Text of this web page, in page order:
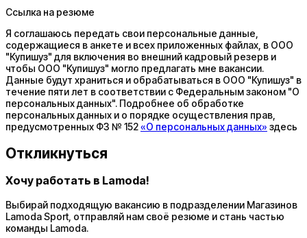
Ссылка на резюме
Я соглашаюсь передать свои персональные данные,
содержащиеся в анкете и всех приложенных файлах, в ООО
"Купишуз" для включения во внешний кадровый резерв и
чтобы ООО "Купишуз" могло предлагать мне вакансии.
Данные будут храниться и обрабатываться в ООО "Купишуз" в
течение пяти лет в соответствии с Федеральным законом "О
персональных данных". Подробнее об обработке
персональных данных и о порядке осуществления прав,
предусмотренных ФЗ № 152«О персональных данных» здесь
Откликнуться
Хочу работать в Lamoda!
Выбирай подходящую вакансию в подразделении Магазинов
Lamoda Sport, отправляй нам своё резюме и стань частью
команды Lamoda.